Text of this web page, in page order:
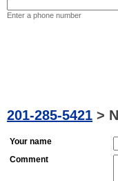
Enter a phone number
201-285-5421 >
Your name
Comment